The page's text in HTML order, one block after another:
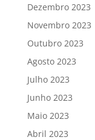
Dezembro 2023
Novembro 2023
Outubro 2023
Agosto 2023
Julho 2023
Junho 2023
Maio 2023
Abril 2023